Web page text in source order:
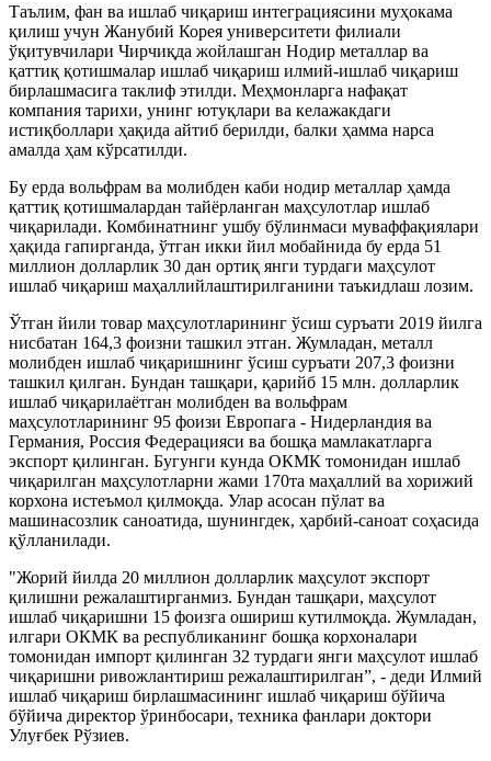
Таълим, фан ва ишлаб чиқариш интеграциясини муҳокама
қилиш учун Жанубий Корея университети филиали
ўқитувчилари Чирчиқда жойлашган Нодир металлар ва
қаттиқ қотишмалар ишлаб чиқариш илмий-ишлаб чиқариш
бирлашмасига таклиф этилди. Меҳмонларга нафақат
компания тарихи, унинг ютуқлари ва келажакдаги
истиқболлари ҳақида айтиб берилди, балки ҳамма нарса
амалда ҳам кўрсатилди.
Бу ерда вольфрам ва молибден каби нодир металлар ҳамда
қаттиқ қотишмалардан тайёрланган маҳсулотлар ишлаб
чиқарилади. Комбинатнинг ушбу бўлинмаси муваффақиялари
ҳақида гапирганда, ўтган икки йил мобайнида бу ерда 51
миллион долларлик 30 дан ортиқ янги турдаги маҳсулот
ишлаб чиқариш маҳаллийлаштирилганини таъкидлаш лозим.
Ўтган йили товар маҳсулотларининг ўсиш суръати 2019 йилга
нисбатан 164,3 фоизни ташкил этган. Жумладан, металл
молибден ишлаб чиқаришнинг ўсиш суръати 207,3 фоизни
ташкил қилган. Бундан ташқари, қарийб 15 млн. долларлик
ишлаб чиқарилаётган молибден ва вольфрам
маҳсулотларининг 95 фоизи Европага - Нидерландия ва
Германия, Россия Федерацияси ва бошқа мамлакатларга
экспорт қилинган. Бугунги кунда ОКМК томонидан ишлаб
чиқарилган маҳсулотларни жами 170та маҳаллий ва хорижий
корхона истеъмол қилмоқда. Улар асосан пўлат ва
машинасозлик саноатида, шунингдек, ҳарбий-саноат соҳасида
қўлланилади.
"Жорий йилда 20 миллион долларлик маҳсулот экспорт
қилишни режалаштирганмиз. Бундан ташқари, маҳсулот
ишлаб чиқаришни 15 фоизга ошириш кутилмоқда. Жумладан,
илгари ОКМК ва республиканинг бошқа корхоналари
томонидан импорт қилинган 32 турдаги янги маҳсулот ишлаб
чиқаришни ривожлантириш режалаштирилган”, - деди Илмий
ишлаб чиқариш бирлашмасининг ишлаб чиқариш бўйича
бўйича директор ўринбосари, техника фанлари доктори
Улуғбек Рўзиев.